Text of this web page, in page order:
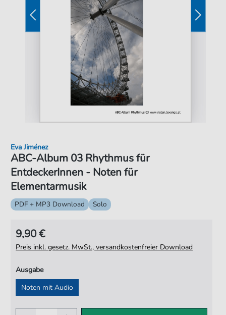
ABC-Album 03 Rhythmus für
EntdeckerInnen - Noten für
Elementarmusik
Eva Jiménez
PDF + MP3 Download Solo
9,90 €
Preis inkl. gesetz. MwSt., versandkostenfreier Download
Ausgabe
Noten mit Audio